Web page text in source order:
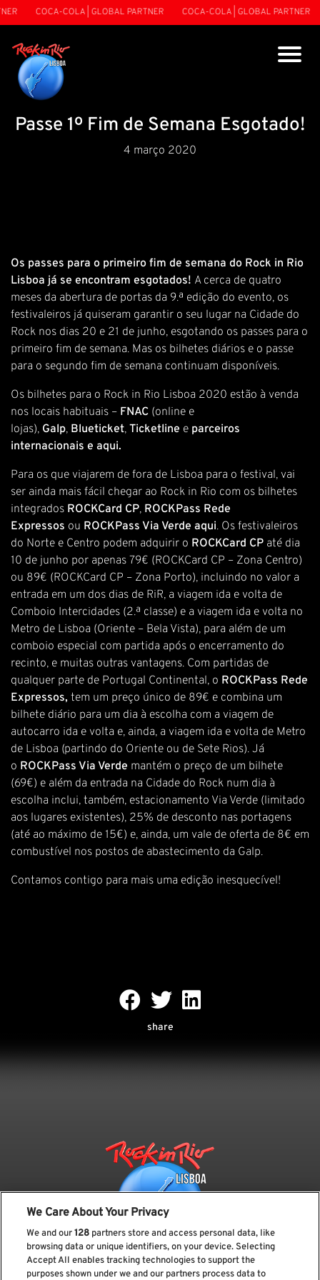
COCA-COLA | GLOBAL PARTNER COCA-COLA | GLOBAL PARTNER
Passe 1º Fim de Semana Esgotado!
4 março 2020
Os passes para o primeiro fim de semana do Rock in Rio
Lisboa já se encontram esgotados! A cerca de quatro
meses da abertura de portas da 9.ª edição do evento, os
festivaleiros já quiseram garantir o seu lugar na Cidade do
Rock nos dias 20 e 21 de junho, esgotando os passes para o
primeiro fim de semana. Mas os bilhetes diários e o passe
para o segundo fim de semana continuam disponíveis.
Os bilhetes para o Rock in Rio Lisboa 2020 estão à venda
nos locais habituais – FNAC (online e
lojas), Galp, Blueticket, Ticketline e parceiros
internacionais e aqui.
Para os que viajarem de fora de Lisboa para o festival, vai
ser ainda mais fácil chegar ao Rock in Rio com os bilhetes
integrados ROCKCard CP, ROCKPass Rede
Expressos ou ROCKPass Via Verde aqui. Os festivaleiros
do Norte e Centro podem adquirir o ROCKCard CP até dia
10 de junho por apenas 79€ (ROCKCard CP – Zona Centro)
ou 89€ (ROCKCard CP – Zona Porto), incluindo no valor a
entrada em um dos dias de RiR, a viagem ida e volta de
Comboio Intercidades (2.ª classe) e a viagem ida e volta no
Metro de Lisboa (Oriente – Bela Vista), para além de um
comboio especial com partida após o encerramento do
recinto, e muitas outras vantagens. Com partidas de
qualquer parte de Portugal Continental, o ROCKPass Rede
Expressos, tem um preço único de 89€ e combina um
bilhete diário para um dia à escolha com a viagem de
autocarro ida e volta e, ainda, a viagem ida e volta de Metro
de Lisboa (partindo do Oriente ou de Sete Rios). Já
o ROCKPass Via Verde mantém o preço de um bilhete
(69€) e além da entrada na Cidade do Rock num dia à
escolha inclui, também, estacionamento Via Verde (limitado
aos lugares existentes), 25% de desconto nas portagens
(até ao máximo de 15€) e, ainda, um vale de oferta de 8€ em
combustível nos postos de abastecimento da Galp.
Contamos contigo para mais uma edição inesquecível!
share
We Care About Your Privacy
We and our128 partners store and access personal data, like
browsing data or unique identifiers, on your device. Selecting
Accept All enables tracking technologies to support the
purposes shown under we and our partners process data to